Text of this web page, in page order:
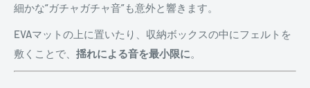
細かな“ガチャガチャ音”も意外と響きます。
EVAマットの上に置いたり、収納ボックスの中にフェルトを
敷くことで、 揺れによる音を最小限に。